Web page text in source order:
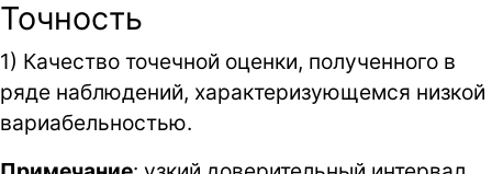
Точность
1) Качество точечной оценки, полученного в
ряде наблюдений, характеризующемся низкой
вариабельностью.